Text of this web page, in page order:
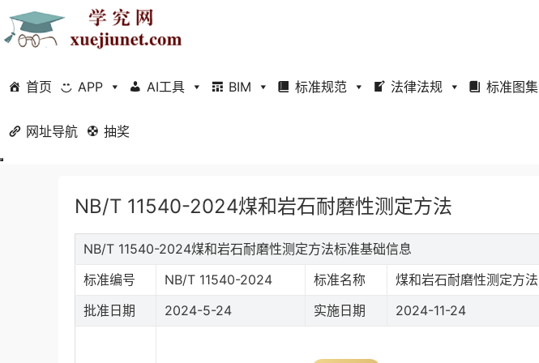
首页 APP AI工具 BIM 标准规范 法律法规 标准图集
网址导航 抽奖
当前位置：首页
NB/T 11540-2024煤和岩石耐磨性测定方法
NB/T 11540-2024煤和岩石耐磨性测定方法标准基础信息
标准编号
NB/T 11540-2024 标准名称
煤和岩石耐磨性测定方法
批准日期
2024-5-24 实施日期 2024-11-24